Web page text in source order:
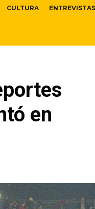
CULTURA ENTREVISTAS
en